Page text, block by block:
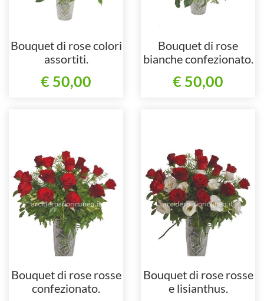
Bouquet di rose colori
assortiti.
€ 50,00
Bouquet di rose
bianche confezionato.
€ 50,00
Bouquet di rose rosse
confezionato.
Bouquet di rose rosse
e lisianthus.